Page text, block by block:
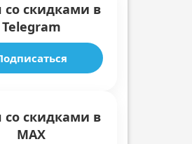
со скидками в
Telegram
со скидками в
MAX